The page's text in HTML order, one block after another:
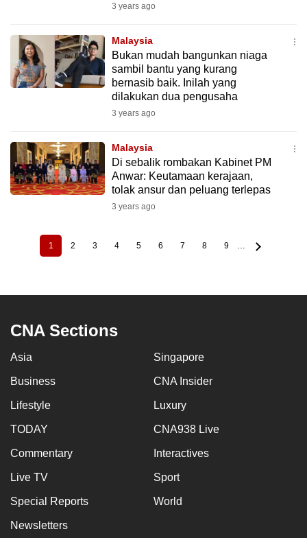
3 years ago
Malaysia
Bukan mudah bangunkan niaga
sambil bantu yang kurang
bernasib baik. Inilah yang
dilakukan dua pengusaha
3 years ago
Malaysia
Di sebalik rombakan Kabinet PM
Anwar: Keutamaan kerajaan,
tolak ansur dan peluang terlepas
3 years ago
PaginationCurrent
page
1 Page
2 Page
3 Page
4 Page
5 Page
6 Page
7 Page
8 Page
9 …
CNA Sections
Asia Singapore
Business CNA Insider
Lifestyle Luxury
TODAY CNA938 Live
Commentary Interactives
Live TV Sport
Special Reports World
Newsletters